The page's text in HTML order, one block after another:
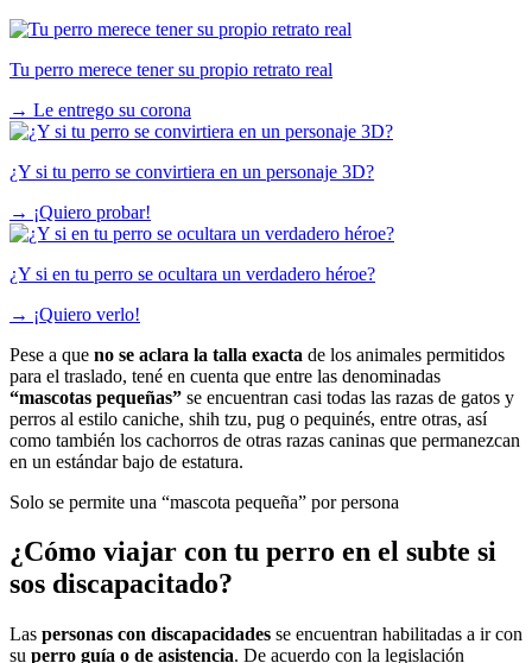
Tu perro merece tener su propio retrato real
→ Le entrego su corona
¿Y si tu perro se convirtiera en un personaje 3D?
→ ¡Quiero probar!
¿Y si en tu perro se ocultara un verdadero héroe?
→ ¡Quiero verlo!
Pese a que no se aclara la talla exacta de los animales permitidos
para el traslado, tené en cuenta que entre las denominadas
“mascotas pequeñas” se encuentran casi todas las razas de gatos y
perros al estilo caniche, shih tzu, pug o pequinés, entre otras, así
como también los cachorros de otras razas caninas que permanezcan
en un estándar bajo de estatura.
Solo se permite una “mascota pequeña” por persona
¿Cómo viajar con tu perro en el subte si
sos discapacitado?
Las personas con discapacidades se encuentran habilitadas a ir con
su perro guía o de asistencia. De acuerdo con la legislación